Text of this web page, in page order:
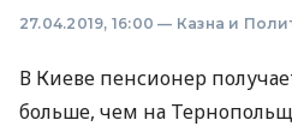
27.04.2019, 16:00 — Казна и
В Киеве пенсионер
больше, чем на